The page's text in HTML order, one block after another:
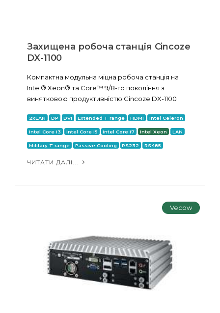
Захищена робоча станція Cincoze
DX-1100
Компактна модульна міцна робоча станція на
Intel® Xeon® та Core™ 9/8-го покоління з
винятковою продуктивністю Cincoze DX-1100
2xLAN DP DVI Extended T range HDMI Intel Celeron
Intel Core i3 Intel Core i5 Intel Core i7 Intel Xeon LAN
Military T range Passive Cooling RS232 RS485
ЧИТАТИ ДАЛІ...
Vecow